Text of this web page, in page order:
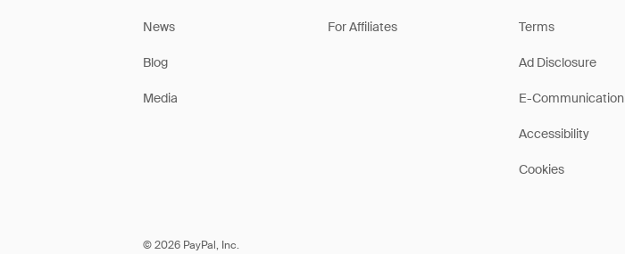
News
Blog
Media
For Affiliates Terms
Ad Disclosure
E-Communication
Accessibility
Cookies
© 2026 PayPal, Inc.